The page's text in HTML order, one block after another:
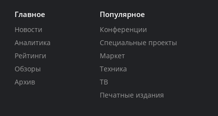
Главное
Новости
Аналитика
Рейтинги
Обзоры
Архив
Популярное
Конференции
Специальные проекты
Маркет
Техника
ТВ
Печатные издания